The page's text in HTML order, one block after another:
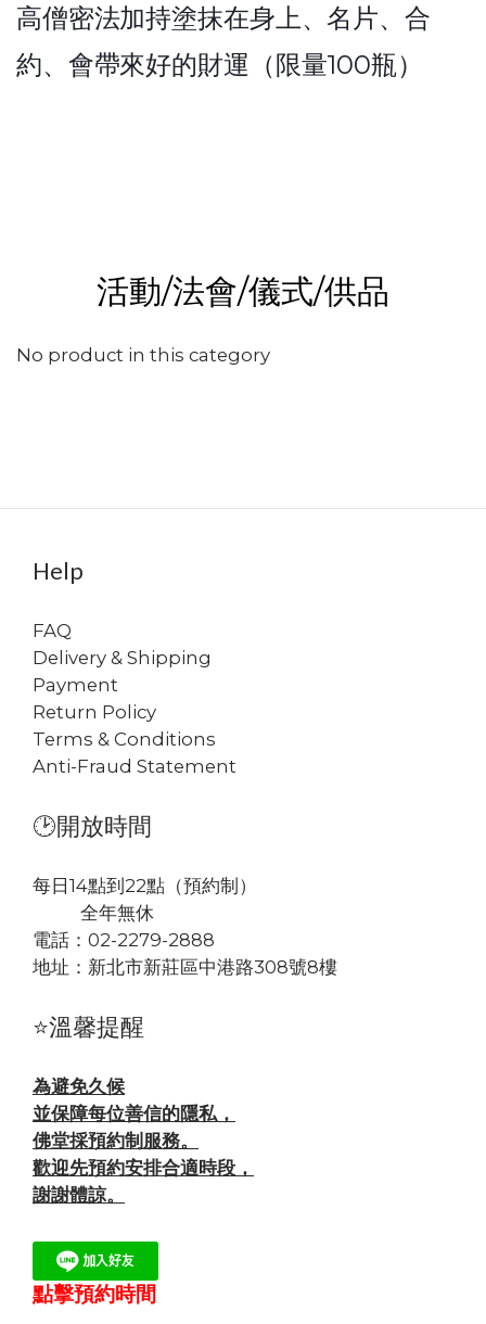
高僧密法加持塗抹在身上、名片、合
約、會帶來好的財運（限量100瓶）
活動/法會/儀式/供品
No product in this category
Help
FAQ
Delivery & Shipping
Payment
Return Policy
Terms & Conditions
Anti-Fraud Statement
🕑開放時間
每日14點到22點（預約制）
全年無休
電話：02-2279-2888
地址： 新北市新莊區中港路308號8樓
⭐溫馨提醒
為避免久候
並保障每位善信的隱私，
佛堂採預約制服務。
歡迎先預約安排合適時段，
謝謝體諒。
點擊預約時間